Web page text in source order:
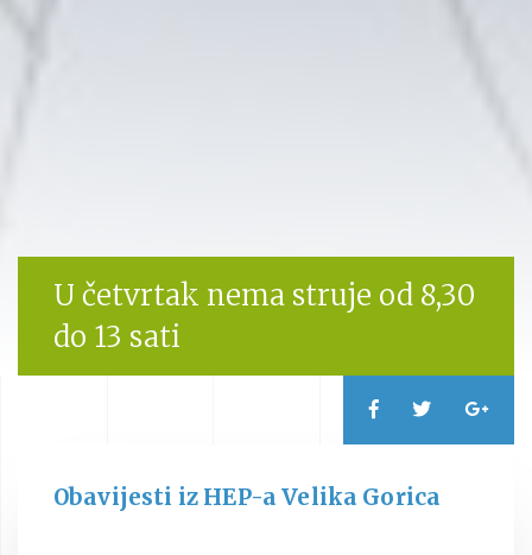
U četvrtak nema struje od 8,30
do 13 sati
Obavijesti iz HEP-a Velika Gorica